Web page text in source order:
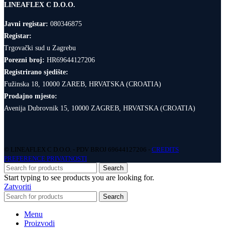
LINEAFLEX C D.O.O.
Javni registar: 080346875
Registar:
Trgovački sud u Zagrebu
Porezni broj: HR69644127206
Registrirano sjedište:
Fužinska 18, 10000 ZAREB, HRVATSKA (CROATIA)
Prodajno mjesto:
Avenija Dubrovnik 15, 10000 ZAGREB, HRVATSKA (CROATIA)
© LINEAFLEX C D.O.O. - PDV BROJ 69644127206 - CREDITS
PREFERENCE PRIVATNOSTI
Search
Start typing to see products you are looking for.
Zatvoriti
Search
Menu
Proizvodi